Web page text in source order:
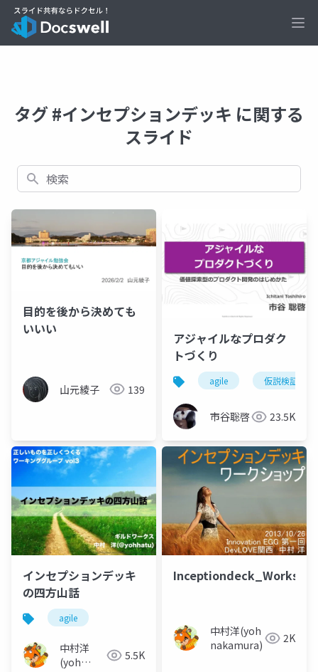
タグ #インセプションデッキ に関する
スライド
検索
目的を後から決めても
いいい
山元綾子 139
アジャイルなプロダク
トづくり
agile 仮説検証型ア
市谷聡啓 23.5K
インセプションデッキ
の四方山話
agile
中村洋
(yoh
5.5K
中村洋(yoh
nakamura)
2K